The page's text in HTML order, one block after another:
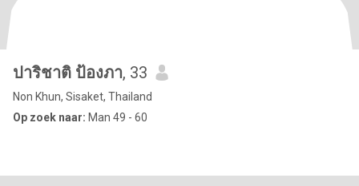
ปาริชาติ ป้องภา, 33
Non Khun, Sisaket, Thailand
Op zoek naar: Man 49 - 60